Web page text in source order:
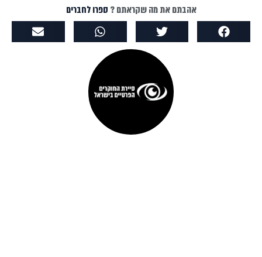
אהבתם את מה שקראתם ? ספרו לחברים